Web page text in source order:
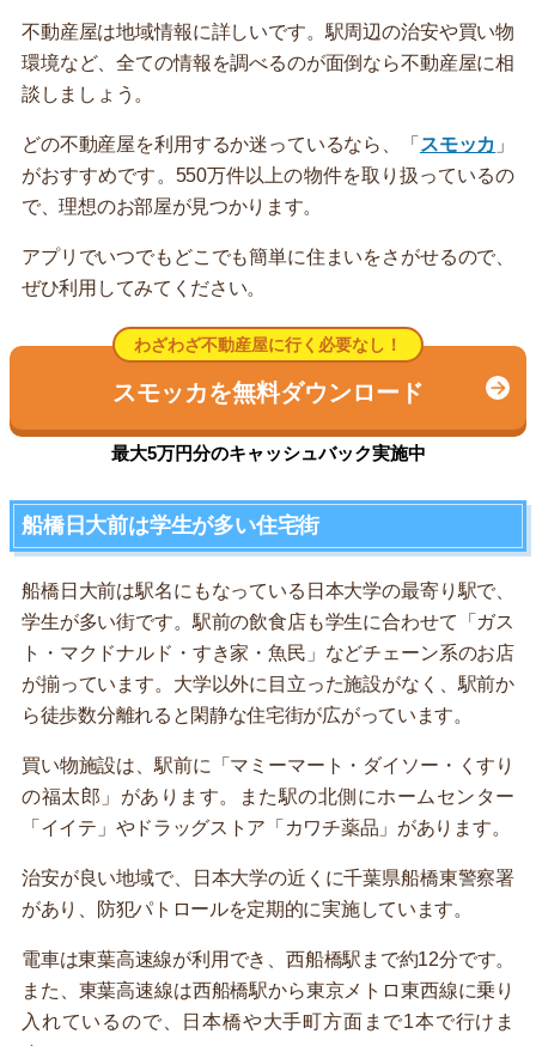
不動産屋は地域情報に詳しいです。駅周辺の治安や買い物
環境など、全ての情報を調べるのが面倒なら不動産屋に相
談しましょう。
どの不動産屋を利用するか迷っているなら、「 スモッカ 」
がおすすめです。550万件以上の物件を取り扱っているの
で、理想のお部屋が見つかります。
アプリでいつでもどこでも簡単に住まいをさがせるので、
ぜひ利用してみてください。
わざわざ不動産屋に行く必要なし！
スモッカを無料ダウンロード
最大5万円分のキャッシュバック実施中
船橋日大前は学生が多い住宅街
船橋日大前は駅名にもなっている日本大学の最寄り駅で、
学生が多い街です。駅前の飲食店も学生に合わせて「ガス
ト・マクドナルド・すき家・魚民」などチェーン系のお店
が揃っています。大学以外に目立った施設がなく、駅前か
ら徒歩数分離れると閑静な住宅街が広がっています。
買い物施設は、駅前に「マミーマート・ダイソー・くすり
の福太郎」があります。また駅の北側にホームセンター
「イイテ」やドラッグストア「カワチ薬品」があります。
治安が良い地域で、日本大学の近くに千葉県船橋東警察署
があり、防犯パトロールを定期的に実施しています。
電車は東葉高速線が利用でき、西船橋駅まで約12分です。
また、東葉高速線は西船橋駅から東京メトロ東西線に乗り
入れているので、日本橋や大手町方面まで1本で行けま